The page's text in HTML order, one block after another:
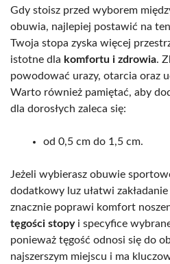
Gdy stoisz przed wyborem
obuwia, najlepiej postawić na ten
Twoja stopa zyska więcej
istotne dla komfortu i zdrowia.
powodować urazy, otarcia oraz
Warto również pamiętać, aby
dla dorosłych zaleca się:
od 0,5 cm do 1,5 cm.
Jeżeli wybierasz obuwie
dodatkowy luz ułatwi zakładanie
znacznie poprawi komfort
tęgości stopyi specyfice
ponieważ tęgość odnosi się do
najszerszym miejscu i ma